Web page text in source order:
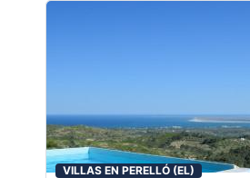
VILLAS EN PERELLÓ (EL)